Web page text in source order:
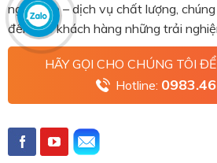
nghề cao – dịch vụ chất lượng,
đến cho khách hàng những trải
HÃY GỌI CHO CHÚNG TÔI
Hotline: